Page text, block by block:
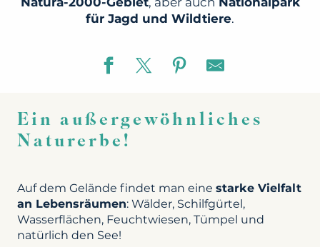
für Jagd und Wildtiere.
Ein außergewöhnliches
Naturerbe!
Auf dem Gelände findet man eine starke Vielfalt
an Lebensräumen: Wälder, Schilfgürtel,
Wasserflächen, Feuchtwiesen, Tümpel und
natürlich den See!